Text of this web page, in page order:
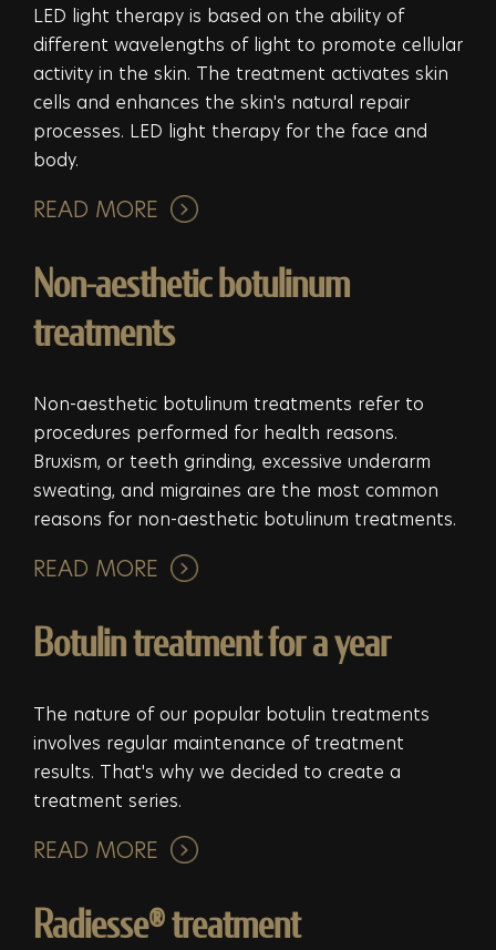
LED light therapy is based on the ability of
different wavelengths of light to promote cellular
activity in the skin. The treatment activates skin
cells and enhances the skin's natural repair
processes. LED light therapy for the face and
body.
READ MORE
Non-aesthetic botulinum
treatments
Non-aesthetic botulinum treatments refer to
procedures performed for health reasons.
Bruxism, or teeth grinding, excessive underarm
sweating, and migraines are the most common
reasons for non-aesthetic botulinum treatments.
READ MORE
Botulin treatment for a year
The nature of our popular botulin treatments
involves regular maintenance of treatment
results. That's why we decided to create a
treatment series.
READ MORE
Radiesse® treatment